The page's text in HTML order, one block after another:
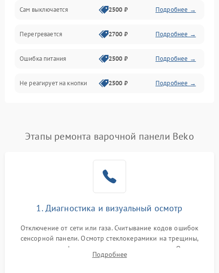
Сам выключается 2500 ₽ Подробнее →
Перегревается 2700 ₽ Подробнее →
Ошибка питания 2500 ₽ Подробнее →
Не реагирует на кнопки 2500 ₽ Подробнее →
Этапы ремонта варочной панели Beko
1. Диагностика и визуальный осмотр
Отключение от сети или газа. Считывание кодов ошибок
сенсорной панели. Осмотр стеклокерамики на трещины,
проверка конфорок на равномерность нагрева. Опрос
клиента о симптомах (не включается, не видит посуду,
Подробнее